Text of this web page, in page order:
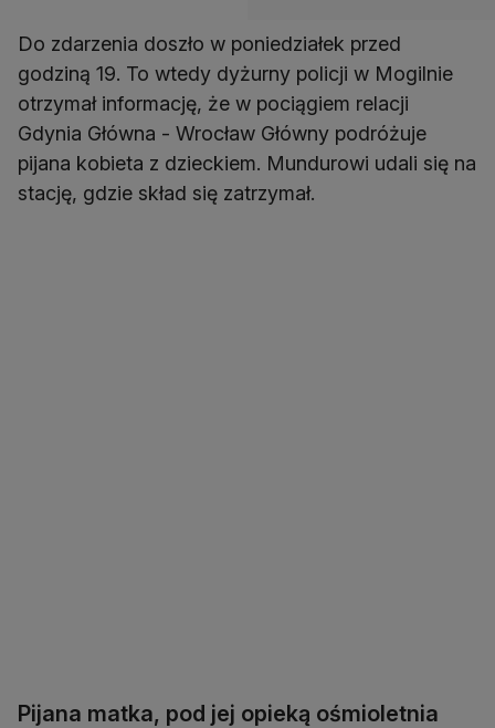
Do zdarzenia doszło w poniedziałek przed
godziną 19. To wtedy dyżurny policji w Mogilnie
otrzymał informację, że w pociągiem relacji
Gdynia Główna - Wrocław Główny podróżuje
pijana kobieta z dzieckiem. Mundurowi udali się na
stację, gdzie skład się zatrzymał.
Pijana matka, pod jej opieką ośmioletnia